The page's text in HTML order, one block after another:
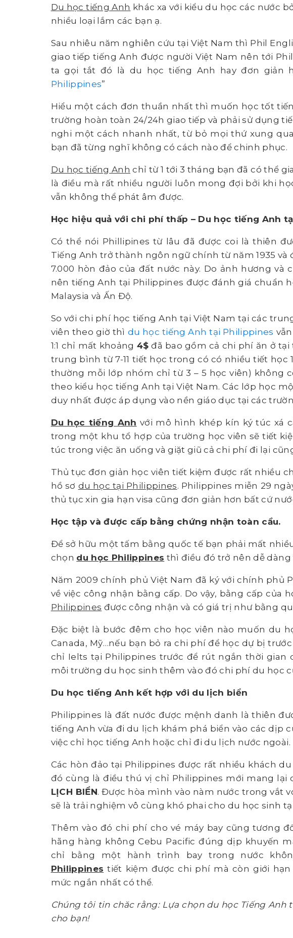
Du học tiếng Anh khác xa với kiểu du học các nước
nhiều loại lắm các bạn ạ.
Sau nhiêu năm nghiên cứu tại Việt Nam thì Phil
giao tiếp tiếng Anh được người Việt Nam nên tới
ta gọi tắt đó là du học tiếng Anh hay đơn giản
Philippines”
Hiểu một cách đơn thuần nhất thì muốn học tốt
trường hoàn toàn 24/24h giao tiếp và phải sử dụng
nghi một cách nhanh nhất, từ bỏ mọi thứ xung
bạn đã từng nghĩ không có cách nào để chinh phục.
Du học tiếng Anh chỉ từ 1 tới 3 tháng bạn đã có thể
là điều mà rất nhiều người luôn mong đợi bởi khi
vẫn không thể phát âm được.
Học hiệu quả với chi phí thấp – Du học tiếng Anh
Có thể nói Phillipines từ lâu đã được coi là thiên
Tiếng Anh trở thành ngôn ngữ chính từ năm 1935
7.000 hòn đảo của đất nước này. Do ảnh hương
nên tiếng Anh tại Philippines được đánh giá chuẩn
Malaysia và Ấn Độ.
So với chi phí học tiếng Anh tại Việt Nam tại các
viên theo giờ thì du học tiếng Anh tại Philippines
1:1 chỉ mất khoảng 4$ đã bao gồm cả chi phí ăn ở
trung bình từ 7-11 tiết học trong có có nhiều tiết học
thường mỗi lớp nhóm chỉ từ 3 – 5 học viên) không
theo kiểu học tiếng Anh tại Việt Nam. Các lớp học
duy nhất được áp dụng vào nền giáo dục tại các
Du học tiếng Anh với mô hình khép kín ký túc xá
trong một khu tổ hợp của trường học viên sẽ tiết
túc trong việc ăn uống và giặt giũ cả chi phí đi lại
Thủ tục đơn giản học viên tiết kiệm được rất nhiều
hồ sơ du học tại Philippines. Philippines miễn 29
thủ tục xin gia hạn visa cũng đơn giản hơn bất cứ
Học tập và được cấp bằng chứng nhận toàn cầu.
Để sở hữu một tấm bằng quốc tế bạn phải mất
chọn du học Philippines thì điều đó trở nên dễ dàng
Năm 2009 chính phủ Việt Nam đã ký với chính phủ
về việc công nhận bằng cấp. Do vậy, bằng cấp của
Philippines được công nhận và có giá trị như bằng
Đặc biệt là bước đêm cho học viên nào muốn du
Canada, Mỹ…nếu bạn bỏ ra chi phí để học dự bị
chỉ Ielts tại Philippines trước để rút ngắn thời gian
môi trường du học sinh thêm vào đó chi phí du học
Du học tiếng Anh kết hợp với du lịch biển
Philippines là đất nước được mệnh danh là thiên
tiếng Anh vừa đi du lịch khám phá biển vào các dịp
việc chỉ học tiếng Anh hoặc chỉ đi du lịch nước ngoài.
Các hòn đảo tại Philippines được rất nhiều khách
đó cùng là điều thú vị chỉ Philippines mới mang lại
LỊCH BIỂN. Được hòa mình vào nàm nước trong vắt
sẽ là trải nghiệm vô cùng khó phai cho du học sinh
Thêm vào đó chi phí cho vé máy bay cũng tương
hãng hàng không Cebu Pacific đúng dịp khuyến
chỉ bằng một hành trình bay trong nước
Philippines tiết kiệm được chi phí mà còn giới
mức ngắn nhất có thể.
Chúng tôi tin chăc rằng: Lựa chọn du học Tiếng
cho bạn!